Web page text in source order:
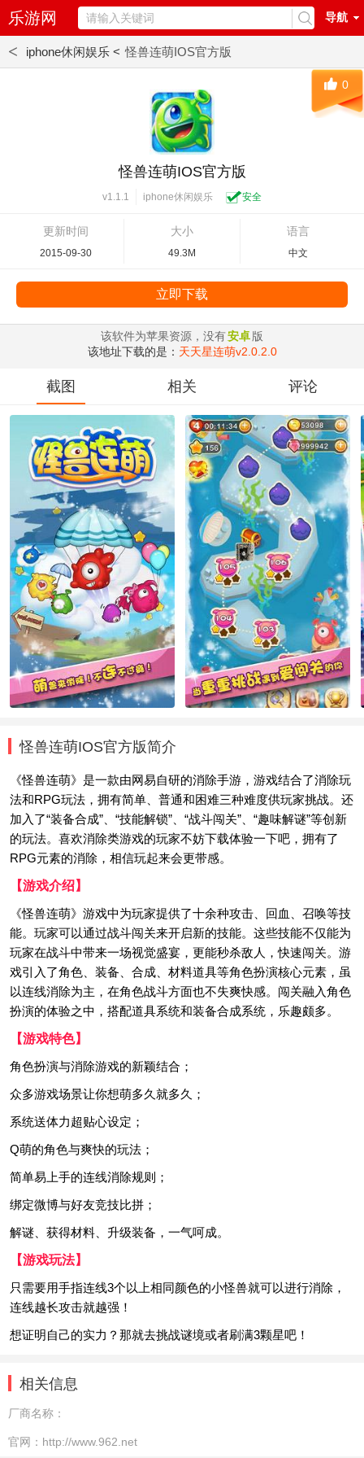
乐游网 导航
< iphone休闲娱乐 < 怪兽连萌IOS官方版
怪兽连萌IOS官方版
v1.1.1 iphone休闲娱乐 安全
更新时间
2015-09-30
大小
49.3M
语言
中文
0
立即下载
该软件为苹果资源，没有安卓 版
该地址下载的是： 天天星连萌v2.0.2.0
截图 相关 评论
怪兽连萌IOS官方版简介
《怪兽连萌》是一款由网易自研的消除手游，游戏结合了消除玩
法和RPG玩法，拥有简单、普通和困难三种难度供玩家挑战。还
加入了“装备合成”、“技能解锁”、“战斗闯关”、“趣味解谜”等创新
的玩法。喜欢消除类游戏的玩家不妨下载体验一下吧，拥有了
RPG元素的消除，相信玩起来会更带感。
【游戏介绍】
《怪兽连萌》游戏中为玩家提供了十余种攻击、回血、召唤等技
能。玩家可以通过战斗闯关来开启新的技能。这些技能不仅能为
玩家在战斗中带来一场视觉盛宴，更能秒杀敌人，快速闯关。游
戏引入了角色、装备、合成、材料道具等角色扮演核心元素，虽
以连线消除为主，在角色战斗方面也不失爽快感。闯关融入角色
扮演的体验之中，搭配道具系统和装备合成系统，乐趣颇多。
【游戏特色】
角色扮演与消除游戏的新颖结合；
众多游戏场景让你想萌多久就多久；
系统送体力超贴心设定；
Q萌的角色与爽快的玩法；
简单易上手的连线消除规则；
绑定微博与好友竞技比拼；
解谜、获得材料、升级装备，一气呵成。
【游戏玩法】
只需要用手指连线3个以上相同颜色的小怪兽就可以进行消除，
连线越长攻击就越强！
想证明自己的实力？那就去挑战谜境或者刷满3颗星吧！
相关信息
厂商名称：
官网： http://www.962.net